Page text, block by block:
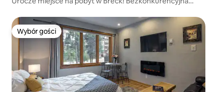
Wybór gości
Wybór gości